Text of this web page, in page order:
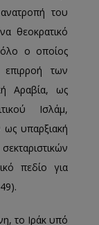
του
θεοκρατικό
ο οποίος
των
Αραβία, ως
Ισλάμ,
ως υπαρξιακή
πεδίο για
το Ιράκ υπό